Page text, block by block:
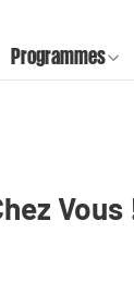
Programmes